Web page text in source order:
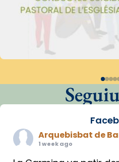
Arquebisbat de
1 week ago